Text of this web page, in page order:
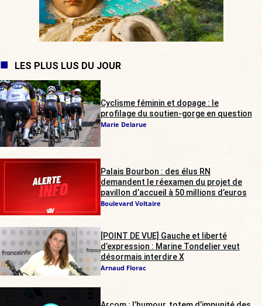
LES PLUS LUS DU JOUR
Cyclisme féminin et dopage : le
profilage du soutien-gorge en question
Marie Delarue
Palais Bourbon : des élus RN
demandent le réexamen du projet de
pavillon d’accueil à 50 millions d’euros
Boulevard Voltaire
[POINT DE VUE] Gauche et liberté
d’expression : Marine Tondelier veut
désormais interdire X
Arnaud Florac